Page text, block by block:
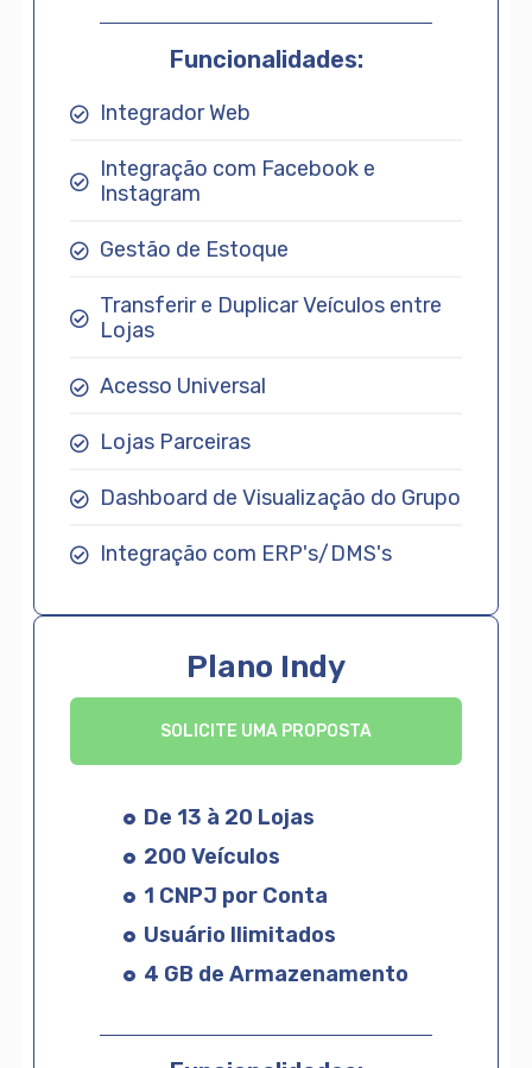
Funcionalidades:
Integrador Web
Integração com Facebook e
Instagram
Gestão de Estoque
Transferir e Duplicar Veículos entre
Lojas
Acesso Universal
Lojas Parceiras
Dashboard de Visualização do Grupo
Integração com ERP's/DMS's
Plano Indy
SOLICITE UMA PROPOSTA
De 13 à 20 Lojas
200 Veículos
1 CNPJ por Conta
Usuário Ilimitados
4 GB de Armazenamento